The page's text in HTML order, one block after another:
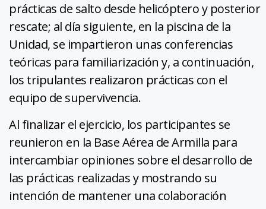
prácticas de salto desde helicóptero y posterior
rescate; al día siguiente, en la piscina de la
Unidad, se impartieron unas conferencias
teóricas para familiarización y, a continuación,
los tripulantes realizaron prácticas con el
equipo de supervivencia.
Al finalizar el ejercicio, los participantes se
reunieron en la Base Aérea de Armilla para
intercambiar opiniones sobre el desarrollo de
las prácticas realizadas y mostrando su
intención de mantener una colaboración